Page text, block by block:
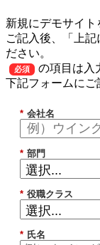
新規にデモサイ
ご記入後、「上
ださい。
必須
の項目は入
下記フォームにご
* 会社名
* 部門
* 役職クラス
* 氏名